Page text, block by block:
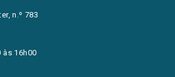
n.º 783
às 16h00